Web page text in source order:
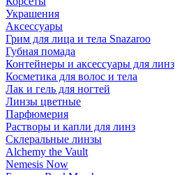
Украшения
Аксессуары
Грим для лица и тела Snazaroo
Губная помада
Контейнеры и аксессуары для линз
Косметика для волос и тела
Лак и гель для ногтей
Линзы цветные
Парфюмерия
Растворы и капли для линз
Склеральные линзы
Alchemy the Vault
Nemesis Now